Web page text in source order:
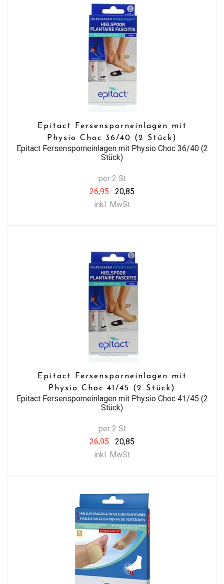
Epitact Fersensporneinlagen mit
Physio Choc 36/40 (2 Stück)
Epitact Fersensporneinlagen mit Physio Choc 36/40 (2
Stück)
per 2 St
26,95
20,85
inkl. MwSt
Epitact Fersensporneinlagen mit
Physio Choc 41/45 (2 Stück)
Epitact Fersensporneinlagen mit Physio Choc 41/45 (2
Stück)
per 2 St
26,95
20,85
inkl. MwSt